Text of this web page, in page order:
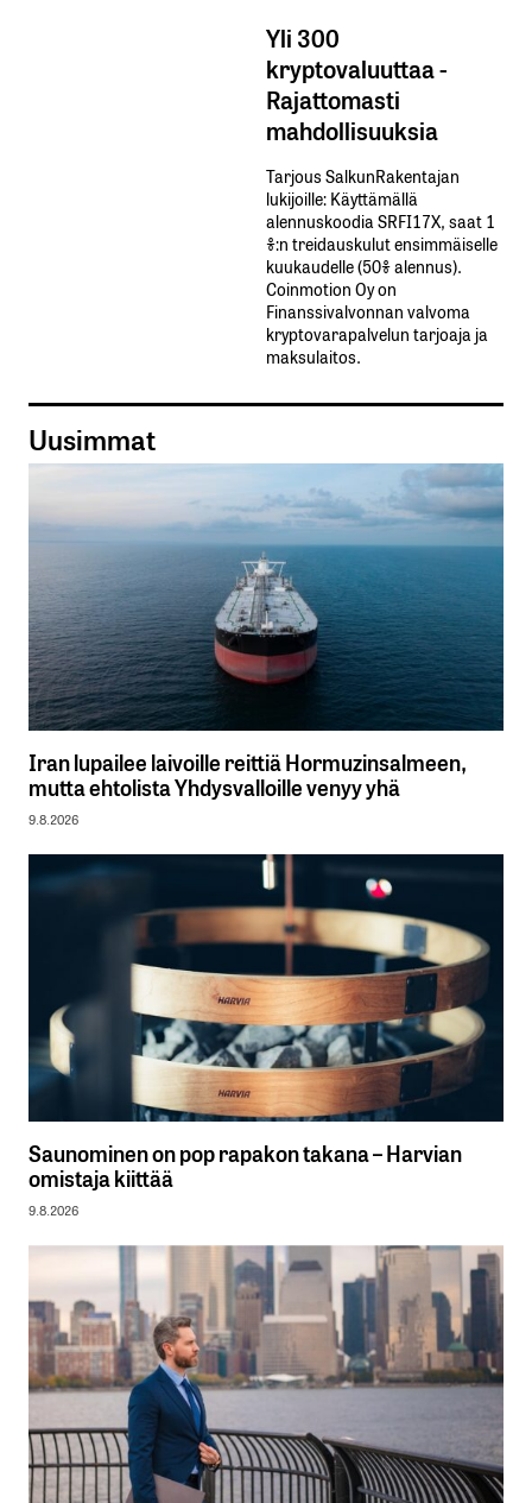
Yli 300
kryptovaluuttaa -
Rajattomasti
mahdollisuuksia
Tarjous SalkunRakentajan
lukijoille: Käyttämällä​ ​
alennuskoodia​ ​SRFI17X,​ ​saat​ ​1
%:n treidauskulut​ ​ensimmäiselle​ ​
kuukaudelle​ ​(50%​ ​alennus).
Coinmotion Oy on
Finanssivalvonnan valvoma
kryptovarapalvelun tarjoaja ja
maksulaitos.
Uusimmat
Iran lupailee laivoille reittiä Hormuzinsalmeen,
mutta ehtolista Yhdysvalloille venyy yhä
9.8.2026
Saunominen on pop rapakon takana – Harvian
omistaja kiittää
9.8.2026